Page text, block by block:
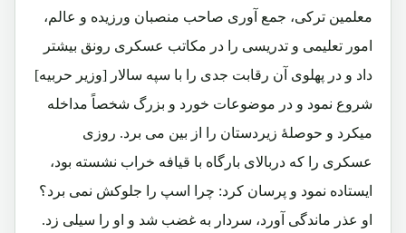
معلمین ترکی، جمع آوری صاحب منصبان ورزیده و عالم،
امور تعلیمی و تدریسی را در مکاتب عسکری رونق بیشتر
داد و در پهلوی آن رقابت جدی را با سپه سالار [وزیر حربیه]
شروع نمود و در موضوعات خورد و بزرگ شخصاً مداخله
میکرد و حوصلۀ زیردستان را از بین می برد. روزی
عسکری را که دربالای بارگاه با قیافه خراب نشسته بود،
ایستاده نمود و پرسان کرد: چرا اسپ را جلوکش نمی برد؟
او عذر ماندگی آورد، سردار به غضب شد و او را سیلی زد.